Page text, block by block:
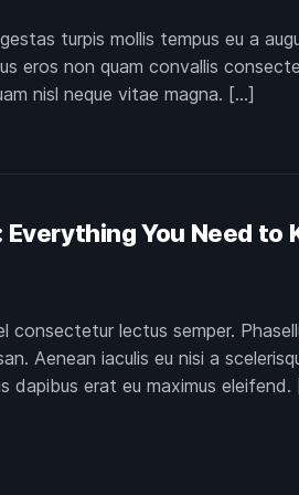
turpis mollis tempus eu a
eros non quam convallis
nisl neque vitae magna. […]
You Need to
consectetur lectus semper.
Aenean iaculis eu nisi a
dapibus erat eu maximus eleifend.